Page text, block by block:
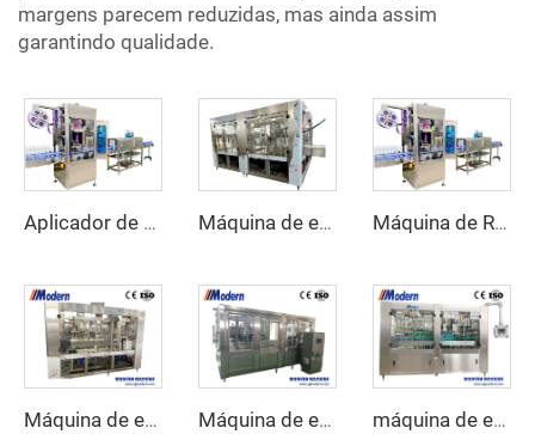
Contato
Site RU
margens parecem reduzidas, mas ainda assim
garantindo qualidade.
Aplicador de etiquetas de manga retrátil Máquina de enchimento de sumo Máquina de Rotulagem com Mangas Redutoras
Máquina de enchimento de latas de suco Máquina de enchimento de latas de cerveja máquina de engarrafamento de água de 5 litros